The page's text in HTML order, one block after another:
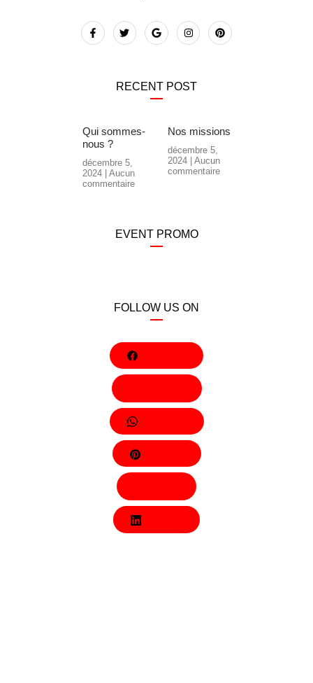
RECENT POST
Qui sommes-
nous ?
décembre 5,
2024
Aucun
commentaire
Nos missions
décembre 5,
2024 Aucun
commentaire
EVENT PROMO
FOLLOW US ON
Whatsapp
Pinterest